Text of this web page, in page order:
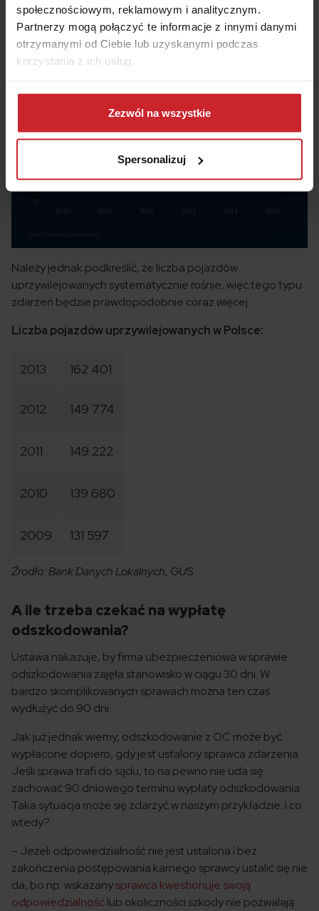
społecznościowym, reklamowym i analitycznym.
Partnerzy mogą połączyć te informacje z innymi danymi
otrzymanymi od Ciebie lub uzyskanymi podczas
korzystania z ich usług.
Dowiedz się więcej na temat tego, kim jesteśmy, jak
można się z nami skontaktować i w jaki sposób
przetwarzamy dane osobowe w ramachPolityki
Zezwól na wszystkie
Spersonalizuj
Należy jednak podkreślić, że liczba pojazdów
uprzywilejowanych systematycznie rośnie, więc tego typu
zdarzeń będzie prawdopodobnie coraz więcej.
Liczba pojazdów uprzywilejowanych w Polsce:
2013 162 401
2012 149 774
2011 149 222
2010 139 680
2009 131 597
Źródło: Bank Danych Lokalnych, GUS
A ile trzeba czekać na wypłatę
odszkodowania?
Ustawa nakazuje, by firma ubezpieczeniowa w sprawie
odszkodowania zajęła stanowisko w ciągu 30 dni. W
bardzo skomplikowanych sprawach można ten czas
wydłużyć do 90 dni.
Jak już jednak wiemy, odszkodowanie z OC może być
wypłacone dopiero, gdy jest ustalony sprawca zdarzenia.
Jeśli sprawa trafi do sądu, to na pewno nie uda się
zachować 90 dniowego terminu wypłaty odszkodowania.
Taka sytuacja może się zdarzyć w naszym przykładzie. I co
wtedy?
– Jeżeli odpowiedzialność nie jest ustalona i bez
zakończenia postępowania karnego sprawcy ustalić się nie
da, bo np. wskazanysprawca kwestionuje swoją
odpowiedzialnośćlub okoliczności szkody nie pozwalają